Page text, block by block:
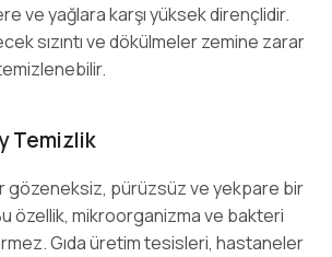
ve yağlara karşı yüksek dirençlidir.
sızıntı ve dökülmeler zemine zarar
Temizlik
gözeneksiz, pürüzsüz ve yekpare bir
özellik, mikroorganizma ve bakteri
Gıda üretim tesisleri, hastaneler